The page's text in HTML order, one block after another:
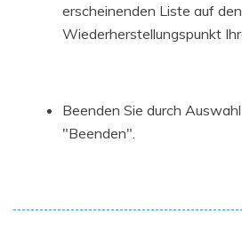
erscheinenden Liste auf den
Wiederherstellungspunkt
Beenden Sie durch
"Beenden".